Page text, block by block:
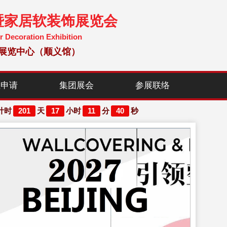
居软装饰展览会
Decoration Exhibition
中心（顺义馆）
请 集团展会 参展联络
时 201 天 17 小时 11 分 36 秒